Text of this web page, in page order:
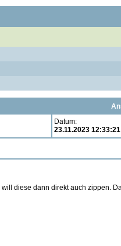
Datum:
23.11.2023 12:33:21
diese dann direkt auch zippen.